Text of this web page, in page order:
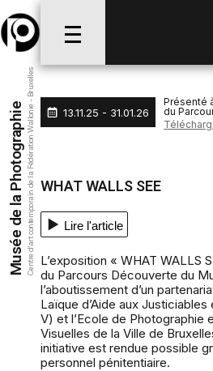
Musée de la PhotographieCentre d’art contemporain de la Fédération Wallonie - Bruxelles
Aller au menu
Aller au contenu
Aller à la recherche
13.11.25 - 31.01.26
Présenté
du
WHAT WALLS SEE
Lire l'article
L’exposition « WHAT WALLS
du Parcours Découverte du
l’aboutissement d’un
Laïque d’Aide aux
V) et l’Ecole de Photographie
Visuelles de la Ville de
initiative est rendue possible
personnel pénitentiaire.